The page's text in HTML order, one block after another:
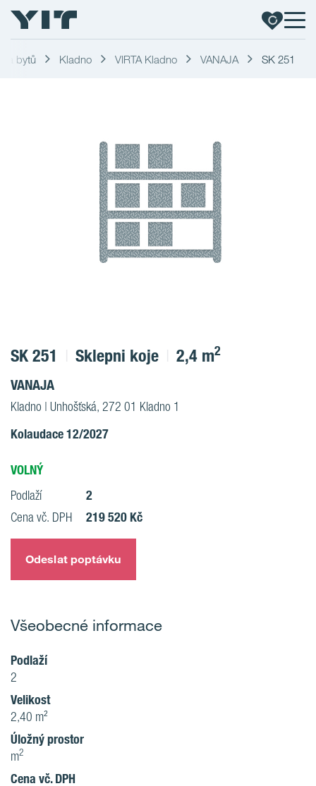
bytů Kladno VIRTA Kladno VANAJA SK 251
SK 251 Sklepni koje 2,4 m2
VANAJA
Kladno | Unhošťská, 272 01 Kladno 1
Kolaudace 12/2027
VOLNÝ
Podlaží 2
Cena vč. DPH 219 520 Kč
Odeslat poptávku
Všeobecné informace
Podlaží
2
Velikost
2,40 m²
Úložný prostor
m2
Cena vč. DPH